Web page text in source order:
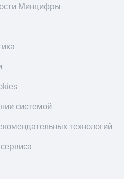
Минцифры
системой
технологий